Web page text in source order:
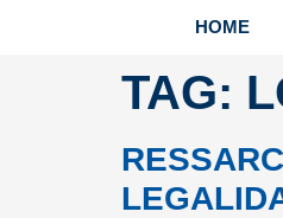
HOME
TAG: